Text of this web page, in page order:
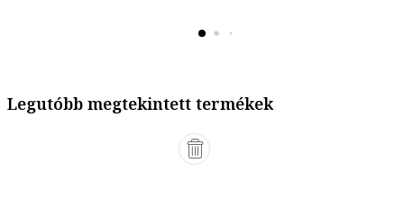
Legutóbb megtekintett termékek